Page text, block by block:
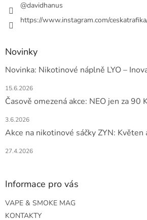
@davidhanus
https://www.instagram.com/
Novinky
Novinka: Nikotinové náplně LYO –
15.6.2026
Časově omezená akce: NEO jen za 90
3.6.2026
Akce na nikotinové sáčky ZYN:
27.4.2026
Informace pro vás
VAPE & SMOKE MAG
KONTAKTY